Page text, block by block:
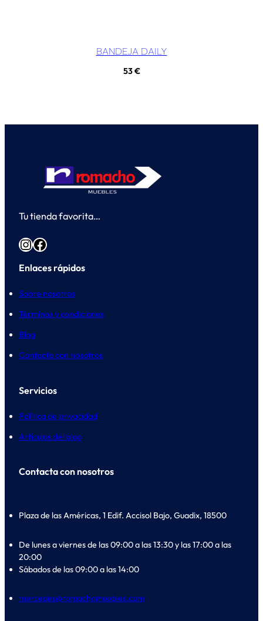
BANDEJA DAILY
53€
Tu tienda favorita…
InstagramFacebook
Enlaces rápidos
Sobre nosotros
Términos y condiciones
Blog
Contacta con nosotros
Servicios
Política de privacidad
Artículos del blog
Contacta con nosotros
Plaza de las Américas, 1 Edif. Accisol Bajo, Guadix, 18500
De lunes a viernes de las 09:00 a las 13:30 y las 17:00 a las
20:00
Sábados de las 09:00 a las 14:00
mercedes@romachomuebles.com